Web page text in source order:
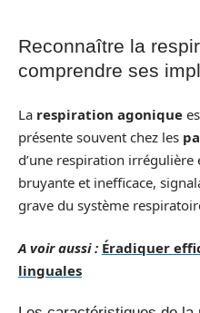
Reconnaître la
comprendre ses
La respiration agonique
présente souvent chez les
d’une respiration irrégulière
bruyante et inefficace,
grave du système
A voir aussi : Éradiquer
linguales